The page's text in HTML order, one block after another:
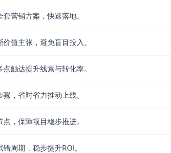
邀请、在线咨询/机器人
（含多触点归因与评分模型）
实施过程复盘（含数据仪表盘展示）
营销方案，快速落地。
值主张，避免盲目投入。
触达提升线索与转化率。
，省时省力推动上线。
，保障项目稳步推进。
周期，稳步提升ROI。